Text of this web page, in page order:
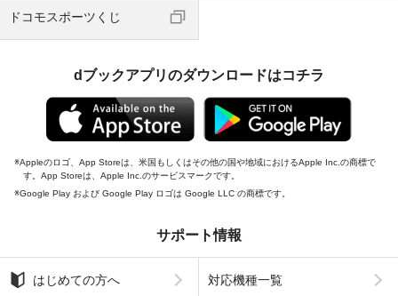
ドコモスポーツくじ
dブックアプリのダウンロードはコチラ
Appleのロゴ、App Storeは、米国もしくはその他の国や地域におけるApple Inc.の商標で
す。App Storeは、Apple Inc.のサービスマークです。
Google Play および Google Play ロゴは Google LLC の商標です。
サポート情報
はじめての方へ 対応機種一覧